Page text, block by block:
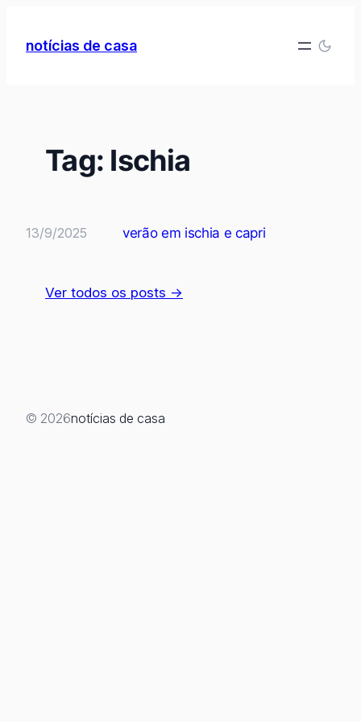
paranotícias de casa
Tag: Ischia
13/9/2025 verão em ischia e capri
Ver todos os posts →
© 2026notícias de casa